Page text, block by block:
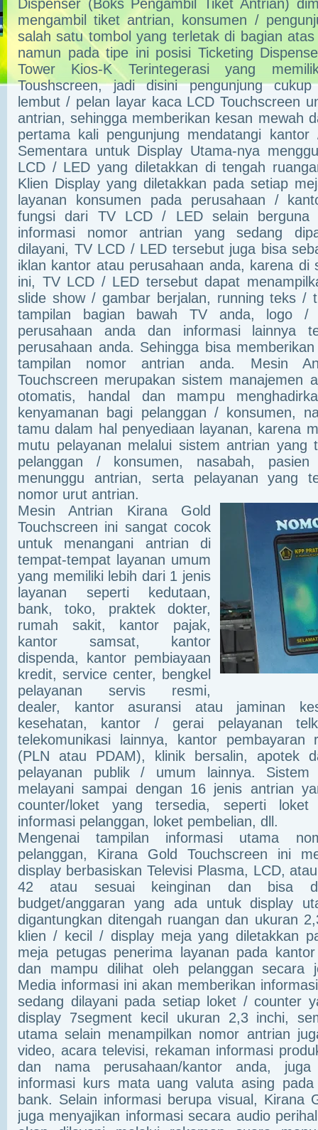
Dispenser (Boks Pengambil Tiket Antrian)
mengambil tiket antrian, konsumen /
salah satu tombol yang terletak di bagian atas
namun pada tipe ini posisi Ticketing
Tower Kios-K Terintegerasi yang
Toushscreen, jadi disini pengunjung
lembut / pelan layar kaca LCD Touchscreen
antrian, sehingga memberikan kesan mewah
pertama kali pengunjung mendatangi
Sementara untuk Display Utama-nya
LCD / LED yang diletakkan di tengah
Klien Display yang diletakkan pada setiap
layanan konsumen pada perusahaan /
fungsi dari TV LCD / LED selain berguna
informasi nomor antrian yang sedang
dilayani, TV LCD / LED tersebut juga bisa
iklan kantor atau perusahaan anda, karena di
ini, TV LCD / LED tersebut dapat
slide show / gambar berjalan, running teks /
tampilan bagian bawah TV anda, logo /
perusahaan anda dan informasi lainnya
perusahaan anda. Sehingga bisa
tampilan nomor antrian anda. Mesin
Touchscreen merupakan sistem manajemen
otomatis, handal dan mampu
kenyamanan bagi pelanggan / konsumen,
tamu dalam hal penyediaan layanan, karena
mutu pelayanan melalui sistem antrian yang
pelanggan / konsumen, nasabah,
menunggu antrian, serta pelayanan yang
nomor urut antrian.
Mesin Antrian Kirana Gold
Touchscreen ini sangat cocok
untuk menangani antrian di
tempat-tempat layanan umum
yang memiliki lebih dari 1 jenis
layanan seperti kedutaan,
bank, toko, praktek dokter,
rumah sakit, kantor pajak,
kantor samsat, kantor
dispenda, kantor pembiayaan
kredit, service center, bengkel
pelayanan servis resmi,
dealer, kantor asuransi atau jaminan
kesehatan, kantor / gerai pelayanan
telekomunikasi lainnya, kantor
(PLN atau PDAM), klinik bersalin, apotek
pelayanan publik / umum lainnya.
melayani sampai dengan 16 jenis antrian
counter/loket yang tersedia, seperti loket
informasi pelanggan, loket pembelian, dll.
Mengenai tampilan informasi utama
pelanggan, Kirana Gold Touchscreen ini
display berbasiskan Televisi Plasma, LCD,
42 atau sesuai keinginan dan bisa
budget/anggaran yang ada untuk display
digantungkan ditengah ruangan dan ukuran
klien / kecil / display meja yang diletakkan
meja petugas penerima layanan pada
dan mampu dilihat oleh pelanggan secara
Media informasi ini akan memberikan
sedang dilayani pada setiap loket / counter
display 7segment kecil ukuran 2,3 inchi,
utama selain menampilkan nomor antrian
video, acara televisi, rekaman informasi
dan nama perusahaan/kantor anda, juga
informasi kurs mata uang valuta asing
bank. Selain informasi berupa visual, Kirana
juga menyajikan informasi secara audio